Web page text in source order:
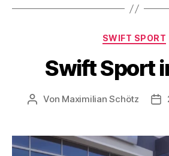
SWIFT SPORT
Swift Sport
Von Maximilian Schötz